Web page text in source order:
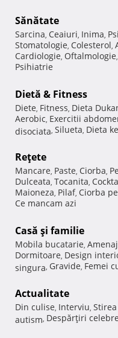
Sănătate
Sarcina, Ceaiuri, Inima,
Stomatologie, Colesterol,
Cardiologie, Oftalmologie,
Psihiatrie
Dietă & Fitness
Diete, Fitness, Dieta
Aerobic, Exercitii
disociata, Silueta, Dieta
Reţete
Mancare, Paste, Ciorba,
Dulceata, Tocanita,
Maioneza, Pilaf, Ciorba
Ce mancam azi
Casă şi familie
Mobila bucatarie,
Dormitoare, Design
singura, Gravide, Femei
Actualitate
Din culise, Interviu,
autism, Despărţiri celebre